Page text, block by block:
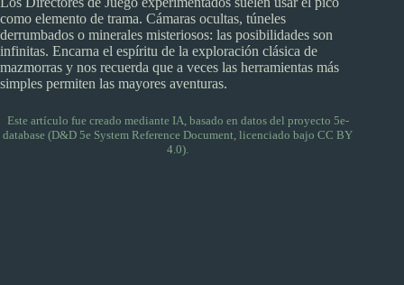
como elemento de trama. Cámaras ocultas, túneles
derrumbados o minerales misteriosos: las posibilidades son
infinitas. Encarna el espíritu de la exploración clásica de
mazmorras y nos recuerda que a veces las herramientas más
simples permiten las mayores aventuras.
Este artículo fue creado mediante IA, basado en datos del proyecto 5e-
database (D&D 5e System Reference Document, licenciado bajo CC BY
4.0).